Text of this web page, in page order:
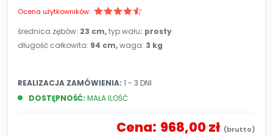
Ocena użytkowników:
średnica zębów: 23 cm,typ wału: prosty
długość całkowita: 94 cm,waga: 3 kg
DOSTĘPNOŚĆ: MAŁA ILOŚĆ
REALIZACJA ZAMÓWIENIA: 1 - 3 DNI
Cena: 968,00 zł